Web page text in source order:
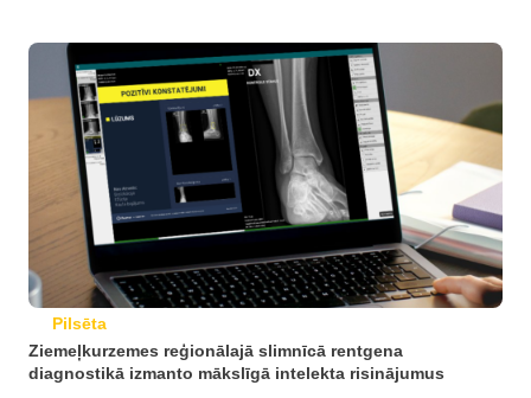
Pilsēta
Ziemeļkurzemes reģionālajā slimnīcā rentgena
diagnostikā izmanto mākslīgā intelekta risinājumus